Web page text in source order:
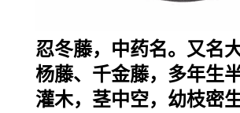
忍冬藤，中药名。又名
杨藤、千金藤，多年生
灌木，茎中空，幼枝密